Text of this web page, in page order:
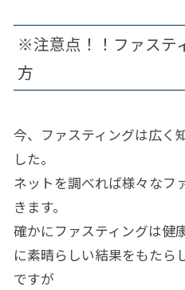
※注意点！！ファステ
方
今、ファスティングは広く
した。
ネットを調べれば様々なフ
きます。
確かにファスティングは健
に素晴らしい結果をもたら
ですが